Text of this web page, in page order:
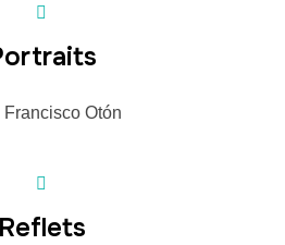
Francisco Otón
Reflets